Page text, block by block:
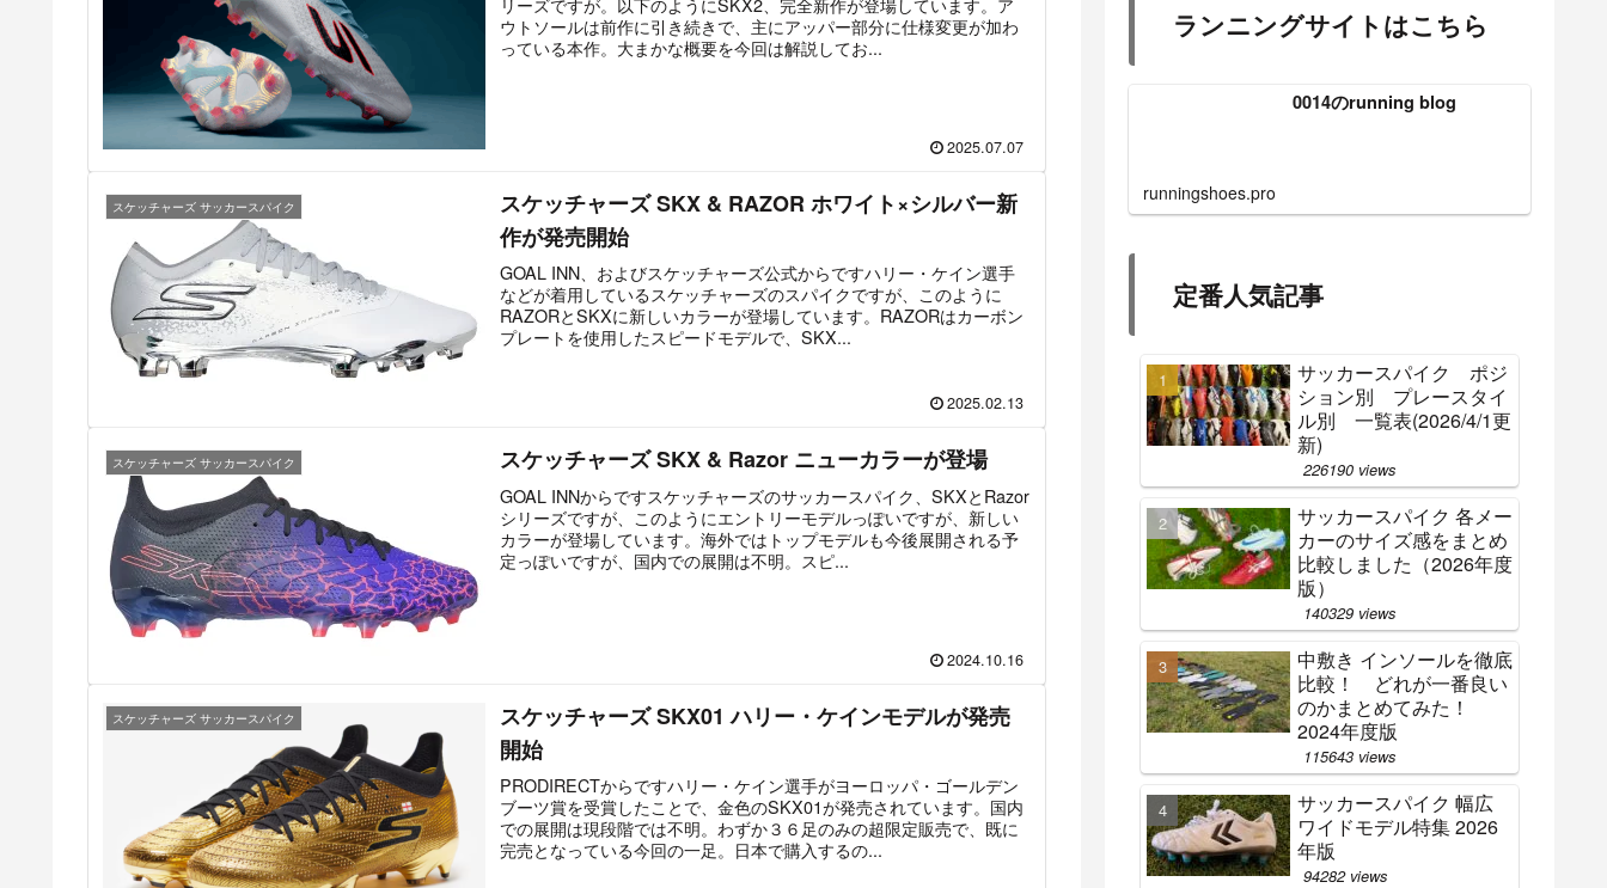
ウトソールは前作に引き続きで、主にアッパー部分に仕様変更が加わ
っている本作。大まかな概要を今回は解説してお...
2025.07.07
スケッチャーズ サッカースパイク
スケッチャーズ SKX & RAZOR ホワイト×シルバー新
作が発売開始
GOAL INN、およびスケッチャーズ公式からですハリー・ケイン選手
などが着用しているスケッチャーズのスパイクですが、このように
RAZORとSKXに新しいカラーが登場しています。RAZORはカーボン
プレートを使用したスピードモデルで、SKX...
2025.02.13
スケッチャーズ サッカースパイク スケッチャーズ SKX & Razor ニューカラーが登場
GOAL INNからですスケッチャーズのサッカースパイク、SKXとRazor
シリーズですが、このようにエントリーモデルっぽいですが、新しい
カラーが登場しています。海外ではトップモデルも今後展開される予
定っぽいですが、国内での展開は不明。スピ...
2024.10.16
スケッチャーズ サッカースパイク
スケッチャーズ SKX01 ハリー・ケインモデルが発売
開始
PRODIRECTからですハリー・ケイン選手がヨーロッパ・ゴールデン
ブーツ賞を受賞したことで、金色のSKX01が発売されています。国内
での展開は現段階では不明。わずか３６足のみの超限定販売で、既に
完売となっている今回の一足。日本で購入するの...
ランニングサイトはこちら
0014のrunning blog
runningshoes.pro
定番人気記事
サッカースパイク ポジ
ション別 プレースタイ
ル別 一覧表(2026/4/1更
新)
226190 views
サッカースパイク 各メー
カーのサイズ感をまとめ
比較しました（2026年度
版）
140329 views
中敷き インソールを徹底
比較！ どれが一番良い
のかまとめてみた！
2024年度版
115643 views
サッカースパイク 幅広
ワイドモデル特集 2026
年版
94282 views